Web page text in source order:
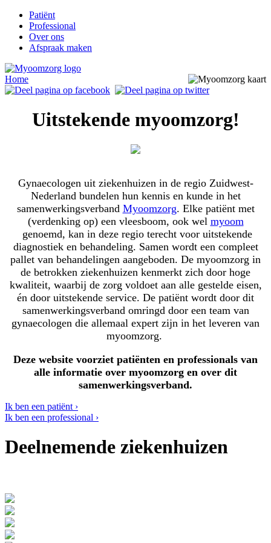
Patiënt
Professional
Over ons
Afspraak maken
Home
Uitstekende myoomzorg!
Gynaecologen uit ziekenhuizen in de regio Zuidwest-
Nederland bundelen hun kennis en kunde in het
samenwerkingsverband Myoomzorg. Elke patiënt met
(verdenking op) een vleesboom, ook wel myoom
genoemd, kan in deze regio terecht voor uitstekende
diagnostiek en behandeling. Samen wordt een compleet
pallet van behandelingen aangeboden. De myoomzorg in
de betrokken ziekenhuizen kenmerkt zich door hoge
kwaliteit, waarbij de zorg voldoet aan alle gestelde eisen,
én door uitstekende service. De patiënt wordt door dit
samenwerkingsverband omringd door een team van
gynaecologen die allemaal expert zijn in het leveren van
myoomzorg.
Deze website voorziet patiënten en professionals van
alle informatie over myoomzorg en over dit
samenwerkingsverband.
Ik ben een patiënt ›
Ik ben een professional ›
Deelnemende ziekenhuizen